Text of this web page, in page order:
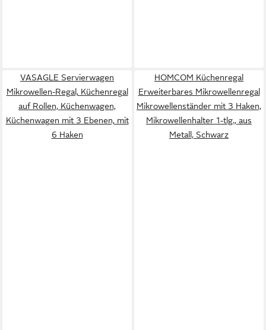
VASAGLE Servierwagen
Mikrowellen-Regal, Küchenregal
auf Rollen, Küchenwagen,
Küchenwagen mit 3 Ebenen, mit
6 Haken
HOMCOM Küchenregal
Erweiterbares Mikrowellenregal
Mikrowellenständer mit 3 Haken,
Mikrowellenhalter 1-tlg., aus
Metall, Schwarz